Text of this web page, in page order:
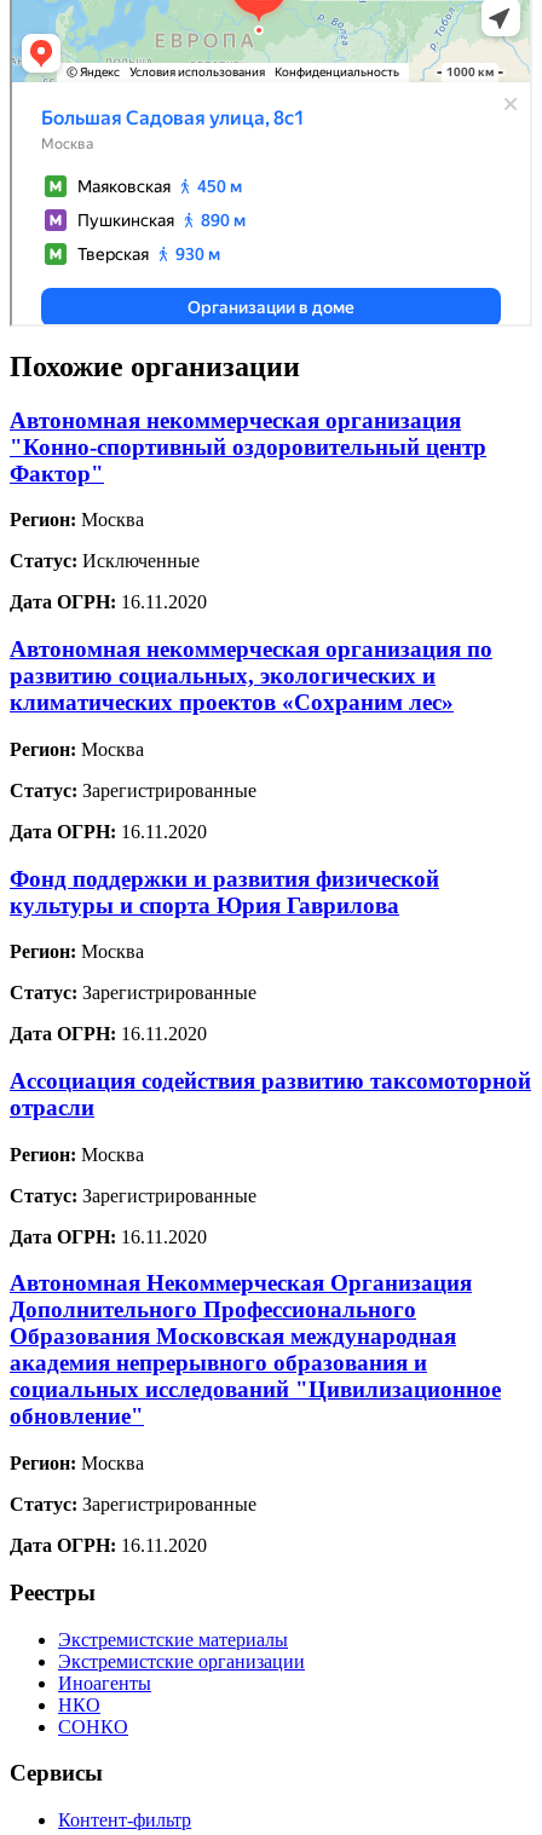
Похожие организации
Автономная некоммерческая организация
"Конно-спортивный оздоровительный центр
Фактор"
Регион: Москва
Статус: Исключенные
Дата ОГРН: 16.11.2020
Автономная некоммерческая организация по
развитию социальных, экологических и
климатических проектов «Сохраним лес»
Регион: Москва
Статус: Зарегистрированные
Дата ОГРН: 16.11.2020
Фонд поддержки и развития физической
культуры и спорта Юрия Гаврилова
Регион: Москва
Статус: Зарегистрированные
Дата ОГРН: 16.11.2020
Ассоциация содействия развитию таксомоторной
отрасли
Регион: Москва
Статус: Зарегистрированные
Дата ОГРН: 16.11.2020
Автономная Некоммерческая Организация
Дополнительного Профессионального
Образования Московская международная
академия непрерывного образования и
социальных исследований "Цивилизационное
обновление"
Регион: Москва
Статус: Зарегистрированные
Дата ОГРН: 16.11.2020
Реестры
Экстремистские материалы
Экстремистские организации
Иноагенты
НКО
СОНКО
Сервисы
Контент-фильтр